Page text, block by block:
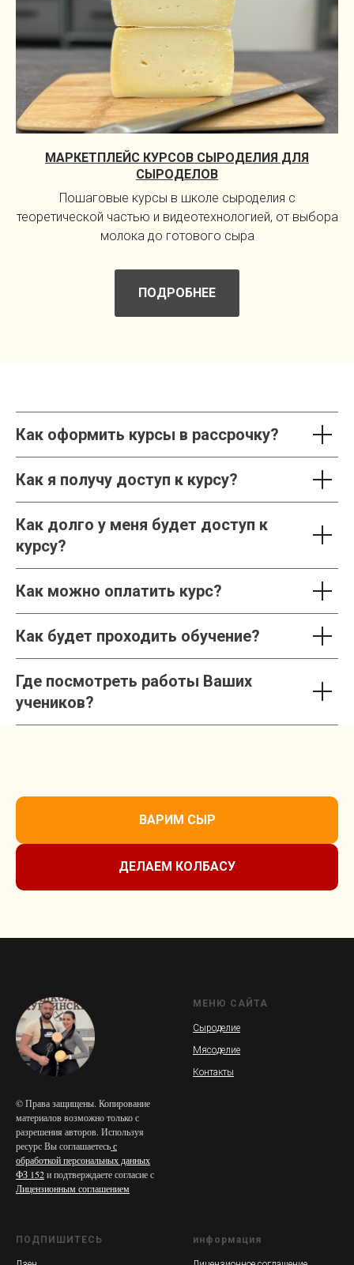
МАРКЕТПЛЕЙС КУРСОВ СЫРОДЕЛИЯ ДЛЯ
СЫРОДЕЛОВ
Пошаговые курсы в школе сыроделия с
теоретической частью и видеотехнологией, от выбора
молока до готового сыра
ПОДРОБНЕЕ
Как оформить курсы в рассрочку?
Как я получу доступ к курсу?
Как долго у меня будет доступ к
курсу?
Как можно оплатить курс?
Как будет проходить обучение?
Где посмотреть работы Ваших
учеников?
ВАРИМ СЫР
ДЕЛАЕМ КОЛБАСУ
© Права защищены. Копирование
материалов возможно только с
разрешения авторов. Используя
ресурс Вы соглашаетесьс
обработкой персональных данных
ФЗ 152и подтверждаете согласие с
Лицензионным соглашением
МЕНЮ САЙТА
Сыроделие
Мясоделие
Контакты
ПОДПИШИТЕСЬ информация